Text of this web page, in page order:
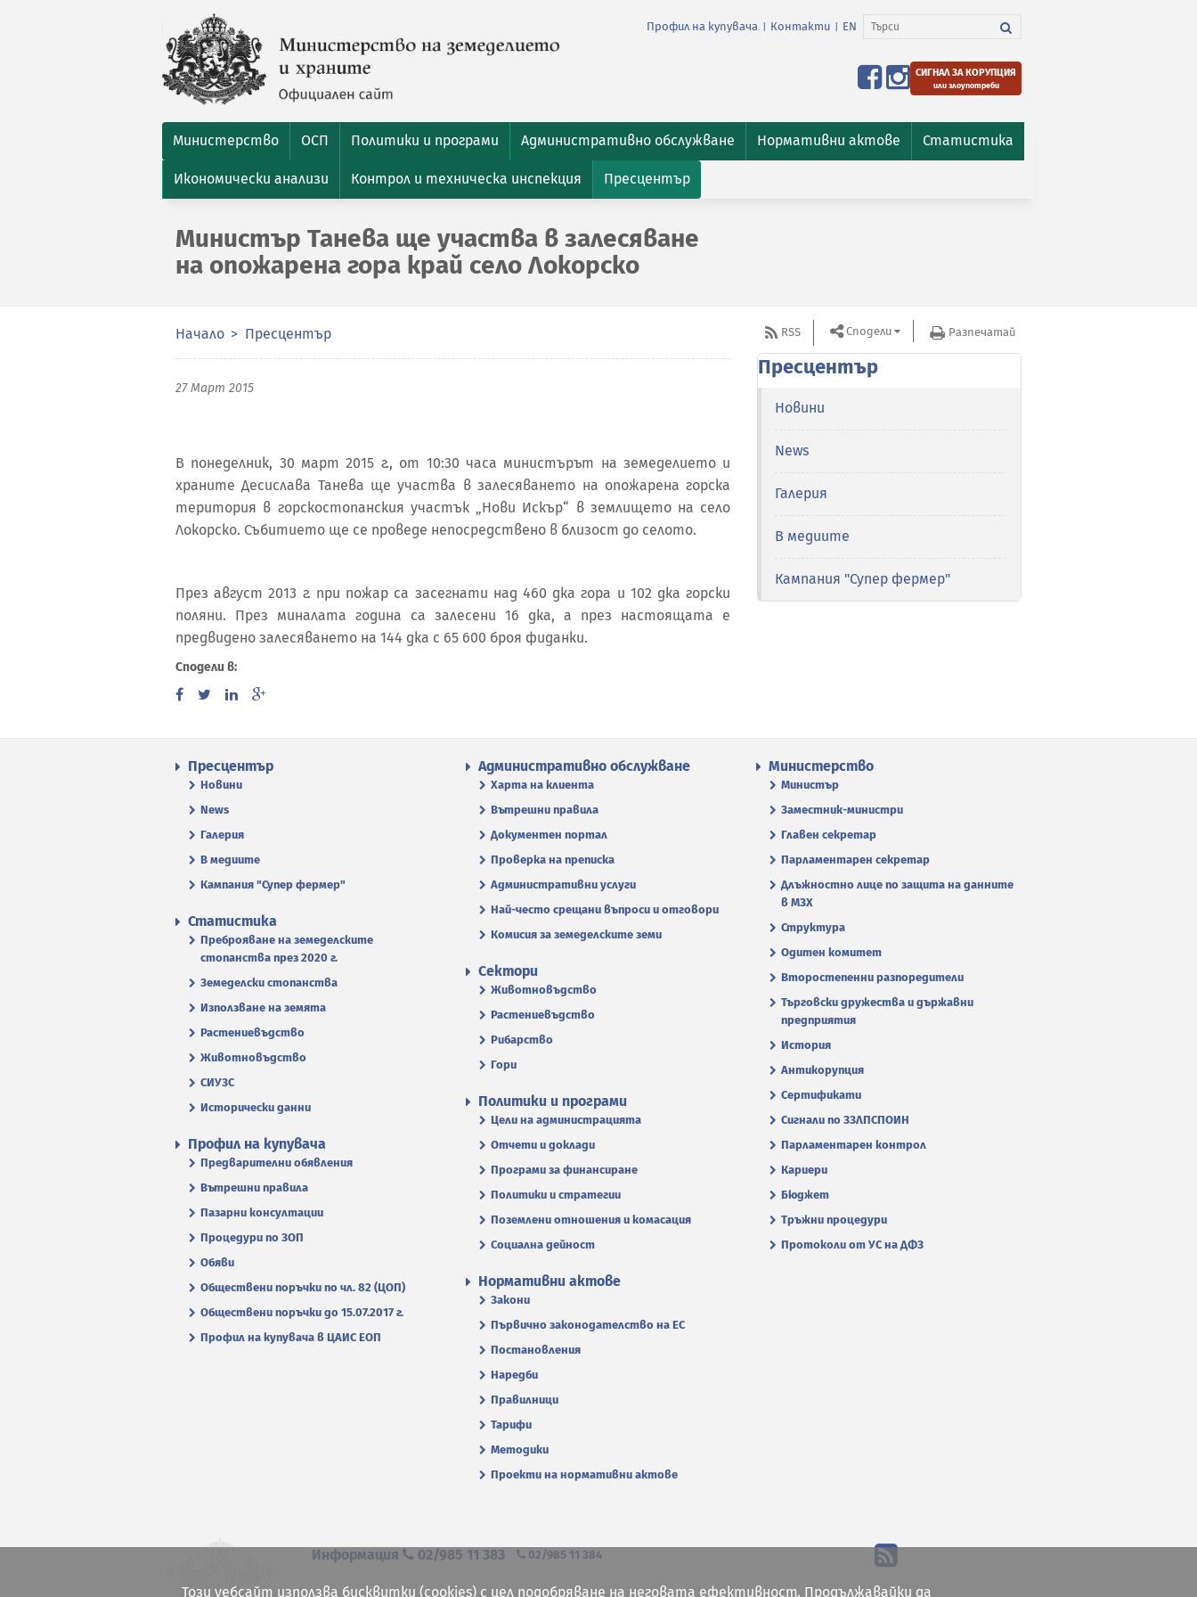
Профил на купувача Контакти EN
СИГНАЛ ЗА КОРУПЦИЯ
или злоупотреби
Министерство ОСП Политики и програми Административно обслужване Нормативни актове Статистика
Икономически анализи Контрол и техническа инспекция Пресцентър
Министър Танева ще участва в залесяване
на опожарена гора край село Локорско
Начало Пресцентър
27 Март 2015
В понеделник, 30 март 2015 г., от 10:30 часа министърът на земеделието и
храните Десислава Танева ще участва в залесяването на опожарена горска
територия в горскостопанския участък „Нови Искър“ в землището на село
Локорско. Събитието ще се проведе непосредствено в близост до селото.
През август 2013 г. при пожар са засегнати над 460 дка гора и 102 дка горски
поляни. През миналата година са залесени 16 дка, а през настоящата е
предвидено залесяването на 144 дка с 65 600 броя фиданки.
Сподели в:
RSS Сподели Разпечатай
Пресцентър
Новини
News
Галерия
В медиите
Кампания "Супер фермер"
Пресцентър
Новини
News
Галерия
В медиите
Кампания "Супер фермер"
Административно обслужване
Харта на клиента
Вътрешни правила
Документен портал
Проверка на преписка
Административни услуги
Най-често срещани въпроси и отговори
Комисия за земеделските земи
Министерство
Министър
Заместник-министри
Главен секретар
Парламентарен секретар
Длъжностно лице по защита на данните
в МЗХ
Структура
Одитен комитет
Второстепенни разпоредители
Търговски дружества и държавни
предприятия
История
Антикорупция
Сертификати
Сигнали по ЗЗЛПСПОИН
Парламентарен контрол
Кариери
Бюджет
Тръжни процедури
Протоколи от УС на ДФЗ
Статистика
Преброяване на земеделските
стопанства през 2020 г.
Земеделски стопанства
Използване на земята
Растениевъдство
Животновъдство
СИУЗС
Исторически данни
Сектори
Животновъдство
Растениевъдство
Рибарство
Гори
Политики и програми
Цели на администрацията
Отчети и доклади
Програми за финансиране
Политики и стратегии
Поземлени отношения и комасация
Социална дейност
Профил на купувача
Предварителни обявления
Вътрешни правила
Пазарни консултации
Процедури по ЗОП
Обяви
Обществени поръчки по чл. 82 (ЦОП)
Обществени поръчки до 15.07.2017 г.
Профил на купувача в ЦАИС ЕОП
Нормативни актове
Закони
Първично законодателство на ЕС
Постановления
Наредби
Правилници
Тарифи
Методики
Проекти на нормативни актове
Информация 02/985 11 383 02/985 11 384
Този уебсайт използва бисквитки (cookies) с цел подобряване на неговата ефективност. Продължавайки да